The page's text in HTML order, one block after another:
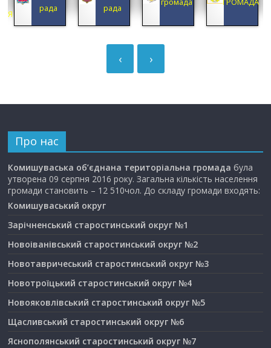
рада
рада
›
‹
Про нас
Комишуваська об’єднана територіальна громада була
утворена 09 серпня 2016 року. Загальна кількість населення
громади становить – 12 510чол. До складу громади входять:
Комишуваський округ
Зарічненський старостинський округ №1
Новоіванівський старостинський округ №2
Новотавричеський старостинський округ №3
Новотроїцький старостинський округ №4
Новояковлівський старостинський округ №5
Щасливський старостинський округ №6
Яснополянський старостинський округ №7